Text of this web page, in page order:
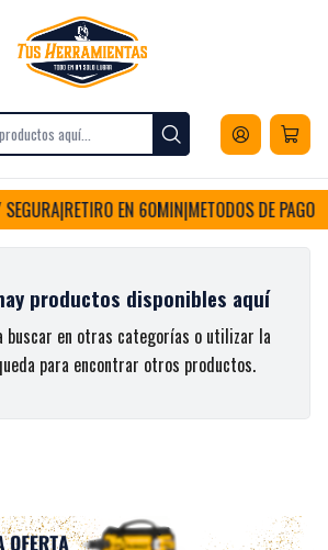
Envios a todo Chile
Inicio Marcas MyH
|RETIRO EN 60MIN|METODOS DE PAGO
productos disponibles aquí
buscar en otras categorías o utilizar la
para encontrar otros productos.